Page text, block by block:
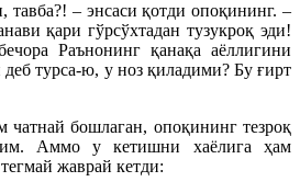
тавба?! – энсаси қотди опоқининг. –
қари гўрсўхтадан тузукроқ эди!
Раънонинг қанақа аёллигини
турса-ю, у ноз қиладими? Бу ғирт
чатнай бошлаган, опоқининг тезроқ
Аммо у кетишни хаёлига ҳам
жаврай кетди: